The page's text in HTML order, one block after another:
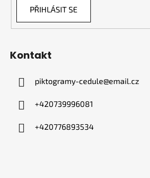
PŘIHLÁSIT SE
Kontakt
piktogramy-cedule@email.cz
+420739996081
+420776893534